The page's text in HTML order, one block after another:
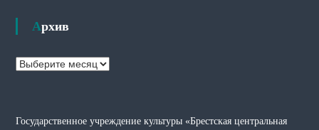
Архив
А
в
Государственное учреждение культуры «Брестская центральная